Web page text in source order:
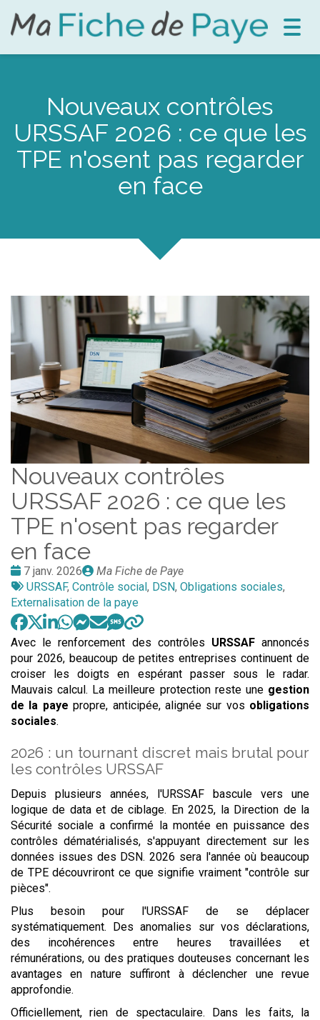
Nouveaux contrôles
URSSAF 2026 : ce que les
TPE n'osent pas regarder
en face
Nouveaux contrôles
URSSAF 2026 : ce que les
TPE n'osent pas regarder
en face
Date
:
7 janv. 2026
Publié
par
Ma Fiche de Paye
Tags
:
URSSAF, Contrôle social, DSN, Obligations sociales,
Externalisation de la paye
Avec le renforcement des contrôles URSSAFannoncés
pour 2026, beaucoup de petites entreprises continuent de
croiser les doigts en espérant passer sous le radar.
Mauvais calcul. La meilleure protection reste une gestion
de la paye propre, anticipée, alignée sur vos obligations
sociales.
2026 : un tournant discret mais brutal pour
les contrôles URSSAF
Depuis plusieurs années, l'URSSAF bascule vers une
logique de data et de ciblage. En 2025, la Direction de la
Sécurité sociale a confirmé la montée en puissance des
contrôles dématérialisés, s'appuyant directement sur les
données issues des DSN. 2026 sera l'année où beaucoup
de TPE découvriront ce que signifie vraiment "contrôle sur
pièces".
Plus besoin pour l'URSSAF de se déplacer
systématiquement. Des anomalies sur vos déclarations,
des incohérences entre heures travaillées et
rémunérations, ou des pratiques douteuses concernant les
avantages en nature suffiront à déclencher une revue
approfondie.
Officiellement, rien de spectaculaire. Dans les faits, la